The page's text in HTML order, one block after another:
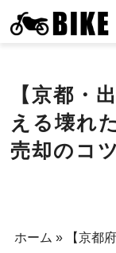
【京都・
える壊れ
売却のコツ
ホーム »
【京都